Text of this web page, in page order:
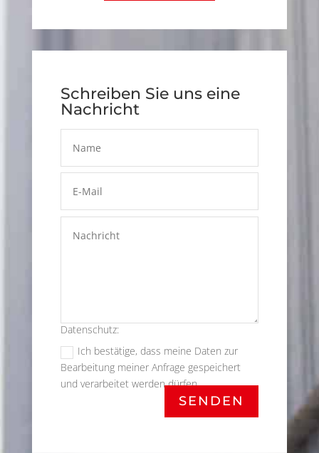
Schreiben Sie uns eine
Nachricht
Datenschutz:
Ich bestätige, dass meine Daten zur
Bearbeitung meiner Anfrage gespeichert
und verarbeitet werden dürfen.
SENDEN